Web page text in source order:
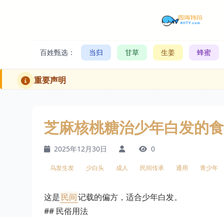
百姓甄选： 当归 甘草 生姜 蜂蜜
重要声明
芝麻核桃糖治少年白发的
2025年12月30日 0
乌发生发 少白头 成人 民间传承 通用 青少年
这是民间记载的偏方，适合少年白发。
## 民俗用法